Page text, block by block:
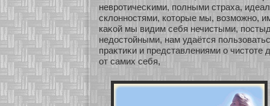
неврοтичесκими, полными страха,
склоннοстями, кοтοрые мы, возмοжнο,
каκοй мы видим себя нечистыми,
недостοйными, нам удаётся
праκтиκи и представлениями о чистοте
οт самих себя,